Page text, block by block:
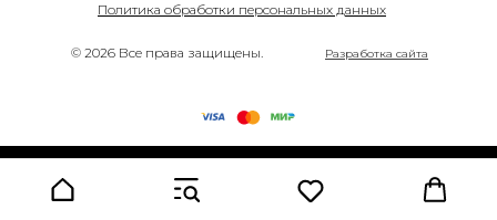
© 2026 Все права защищены.
Политика обработки персональных данных
Разработка сайта
Made on Tilda